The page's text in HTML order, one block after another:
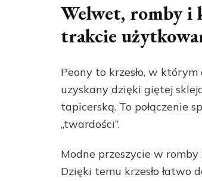
Welwet, romby i
trakcie
Peony to krzesło, w
uzyskany dzięki giętej
tapicerską. To połączenie
„twardości”.
Modne przeszycie w
Dzięki temu krzesło